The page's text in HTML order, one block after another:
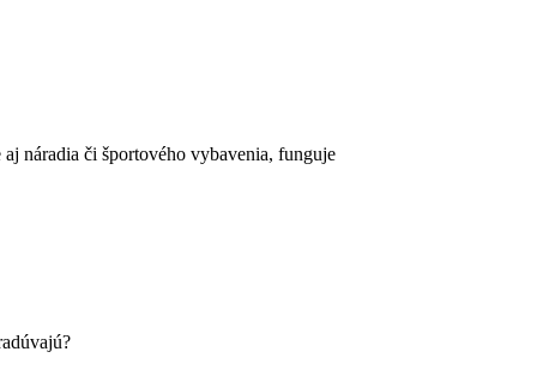
náradia či športového vybavenia, funguje